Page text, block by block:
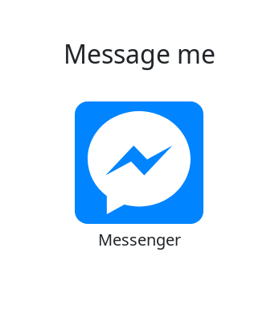
Message me
Messenger